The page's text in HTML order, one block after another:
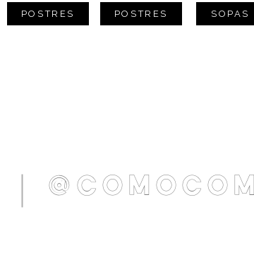
POSTRES SOPAS
POSTRES